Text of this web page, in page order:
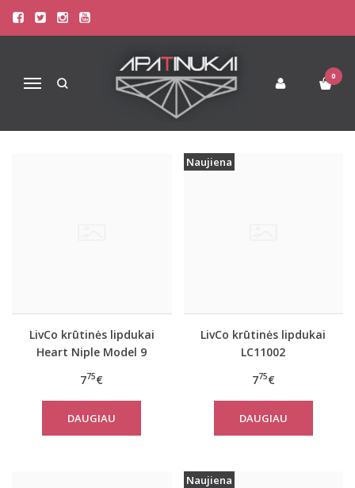
Navigacija
0
PREKIŲ PAIEŠKA - LIPDUKAI
Prekių paieška
LivCo krūtinės lipdukai
Heart Niple Model 9
775€
DAUGIAU
Naujiena
LivCo krūtinės lipdukai
LC11002
775€
DAUGIAU
Naujiena